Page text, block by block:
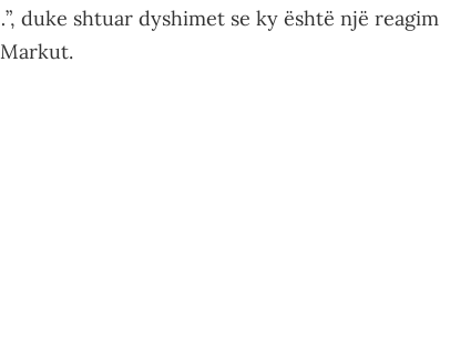
duke shtuar dyshimet se ky është një reagim